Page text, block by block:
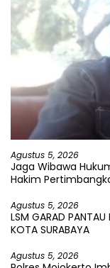
Agustus 5, 2026
Jaga Wibawa
Hakim
Agustus 5, 2026
LSM GARAD PANTAU
KOTA SURABAYA
Agustus 5, 2026